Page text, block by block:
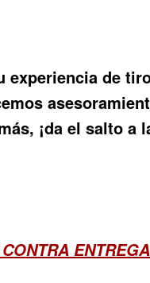
experiencia de
¡da el salto a